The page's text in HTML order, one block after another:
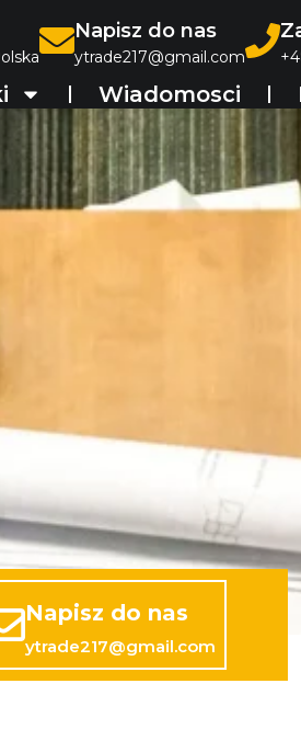
Napisz do nas
ytrade217@gmail.com
Wiadomosci
Napisz do nas
ytrade217@gmail.com